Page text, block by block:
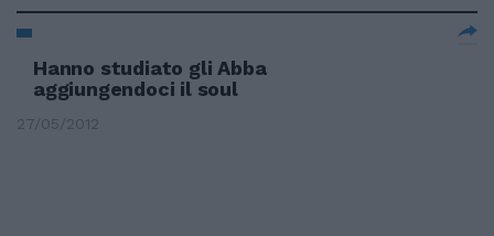
Hanno studiato gli Abba
aggiungendoci il soul
27/05/2012